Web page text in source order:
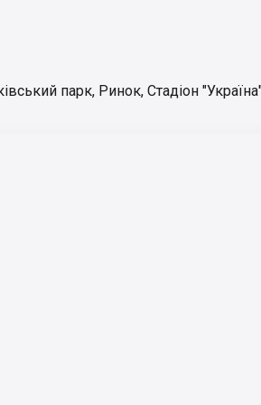
парк, Ринок, Стадіон